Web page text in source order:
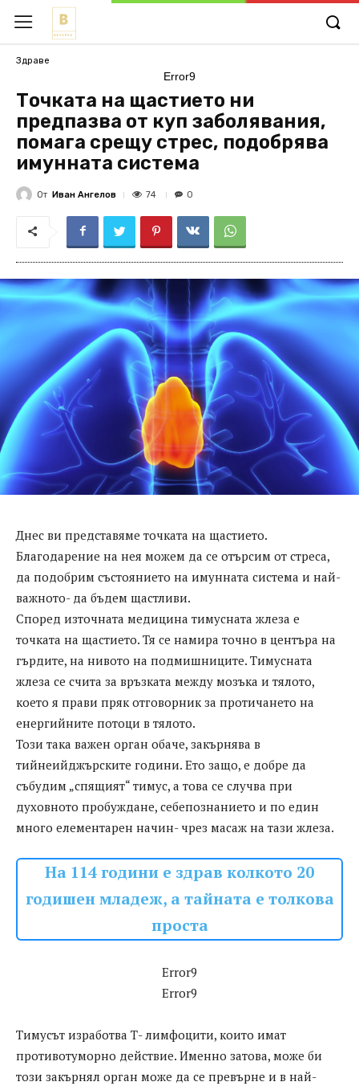
Здраве
Error9
Точката на щастието ни
предпазва от куп заболявания,
помага срещу стрес, подобрява
имунната система
От Иван Ангелов 74 0
Днес ви представяме точката на щастието.
Благодарение на нея можем да се отърсим от стреса,
да подобрим състоянието на имунната система и най-
важното- да бъдем щастливи.
Според източната медицина тимусната жлеза е
точката на щастието. Тя се намира точно в центъра на
гърдите, на нивото на подмишниците. Тимусната
жлеза се счита за връзката между мозъка и тялото,
което я прави пряк отговорник за протичането на
енергийните потоци в тялото.
Този така важен орган обаче, закърнява в
тийнеийджърските години. Ето защо, е добре да
събудим „спящият“ тимус, а това се случва при
духовното пробуждане, себепознанието и по един
много елементарен начин- чрез масаж на тази жлеза.
На 114 години е здрав колкото 20
годишен младеж, а тайната е толкова
проста
Error9
Error9
Тимусът изработва Т- лимфоцити, които имат
противотуморно действие. Именно затова, може би
този закърнял орган може да се превърне и в най-